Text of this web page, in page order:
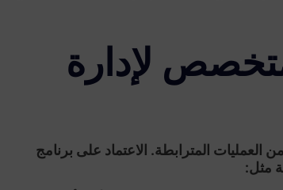
لإدارة
المترابطة. الاعتماد على برنامج
مثل: